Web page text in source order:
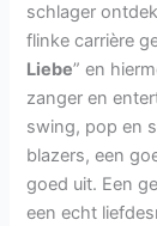
schlager
flinke carrière
Liebe” en
zanger en
swing, pop en
blazers, een
goed uit. Een
een echt